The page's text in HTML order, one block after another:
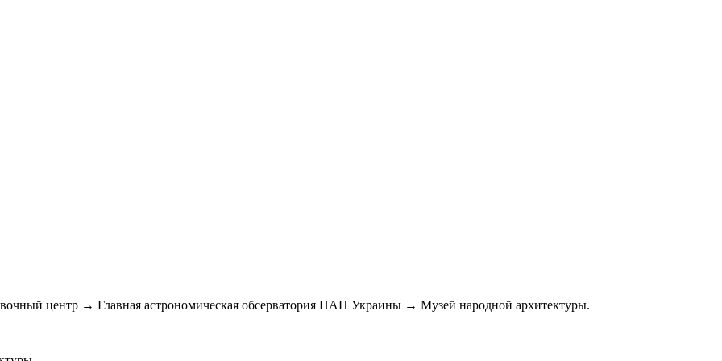
центр → Главная астрономическая обсерватория НАН Украины → Музей народной архитектуры.